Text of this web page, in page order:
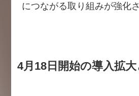
につながる取り組みが強化さ
4月18日開始の導入拡